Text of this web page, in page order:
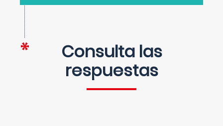
Consulta las
respuestas